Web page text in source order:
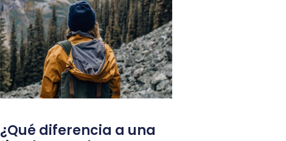
¿Qué diferencia a una